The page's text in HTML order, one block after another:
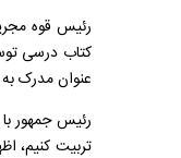
رئیس قوه
عنوان مدرک